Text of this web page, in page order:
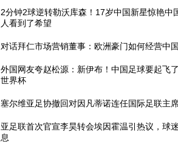
2分钟2球逆转勒沃库森！17岁中国新星惊艳中
人看到了希望
对话拜仁市场营销董事：欧洲豪门如何经营中
外国网友夸赵松源：新伊布！中国足球要起飞
世界杯
塞尔维亚足协撤回对因凡蒂诺连任国际足联主
亚足联首次官宣李昊转会埃因霍温引热议，球
息